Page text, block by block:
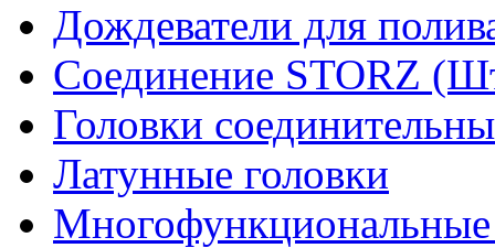
Дождеватели для
Соединение STORZ
Головки
Латунные головки